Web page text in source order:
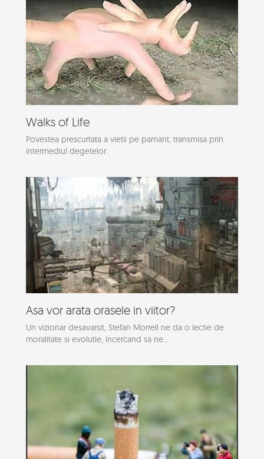
Walks of Life
Povestea prescurtata a vietii pe pamant, transmisa prin
intermediul degetelor.
Asa vor arata orasele in viitor?
Un vizionar desavarsit, Stefan Morrell ne da o lectie de
moralitate si evolutie, incercand sa ne...